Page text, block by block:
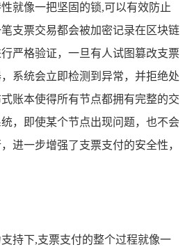
就像一把坚固的锁,可以有效防止
支票交易都会被加密记录在区块链
行严格验证，一旦有人试图篡改支票
系统会立即检测到异常，并拒绝处
账本使得所有节点都拥有完整的交
，即使某个节点出现问题，也不会
进一步增强了支票支付的安全性，
持下,支票支付的整个过程就像一